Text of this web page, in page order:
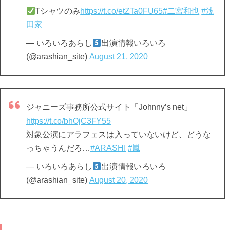
Tシャツのみhttps://t.co/etZTa0FU65#二宮和也 #浅
田家
— いろいろあらし
出演情報いろいろ
(@arashian_site) August 21, 2020
ジャニーズ事務所公式サイト「Johnny’s net」
https://t.co/bhOjC3FY55
対象公演にアラフェスは入っていないけど、どうな
っちゃうんだろ…#ARASHI #嵐
— いろいろあらし
出演情報いろいろ
(@arashian_site) August 20, 2020